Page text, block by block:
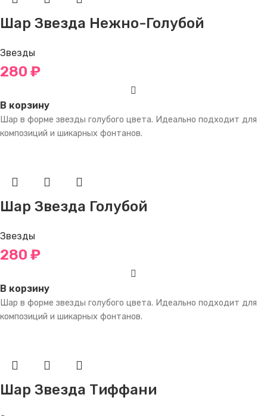
Шар Звезда Нежно-Голубой
Звезды
280 ₽
В корзину
Шар в форме звезды голубого цвета. Идеально подходит для
композиций и шикарных фонтанов.
Шар Звезда Голубой
Звезды
280 ₽
В корзину
Шар в форме звезды голубого цвета. Идеально подходит для
композиций и шикарных фонтанов.
Шар Звезда Тиффани